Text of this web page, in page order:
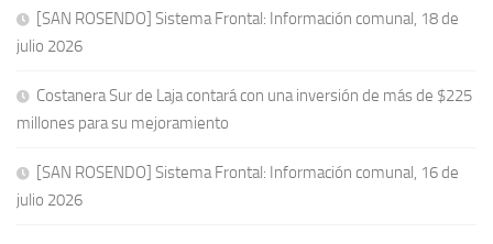
[SAN ROSENDO] Sistema Frontal: Información comunal, 18 de
julio 2026
Costanera Sur de Laja contará con una inversión de más de $225
millones para su mejoramiento
[SAN ROSENDO] Sistema Frontal: Información comunal, 16 de
julio 2026